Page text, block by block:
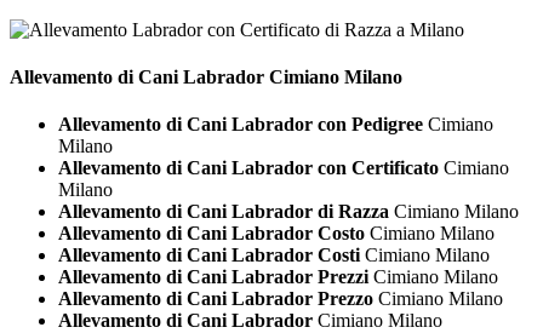
Allevamento di Cani Labrador Cimiano Milano
Allevamento di Cani Labrador con Pedigree Cimiano
Milano
Allevamento di Cani Labrador con Certificato Cimiano
Milano
Allevamento di Cani Labrador di Razza Cimiano Milano
Allevamento di Cani Labrador Costo Cimiano Milano
Allevamento di Cani Labrador Costi Cimiano Milano
Allevamento di Cani Labrador Prezzi Cimiano Milano
Allevamento di Cani Labrador Prezzo Cimiano Milano
Allevamento di Cani Labrador Cimiano Milano